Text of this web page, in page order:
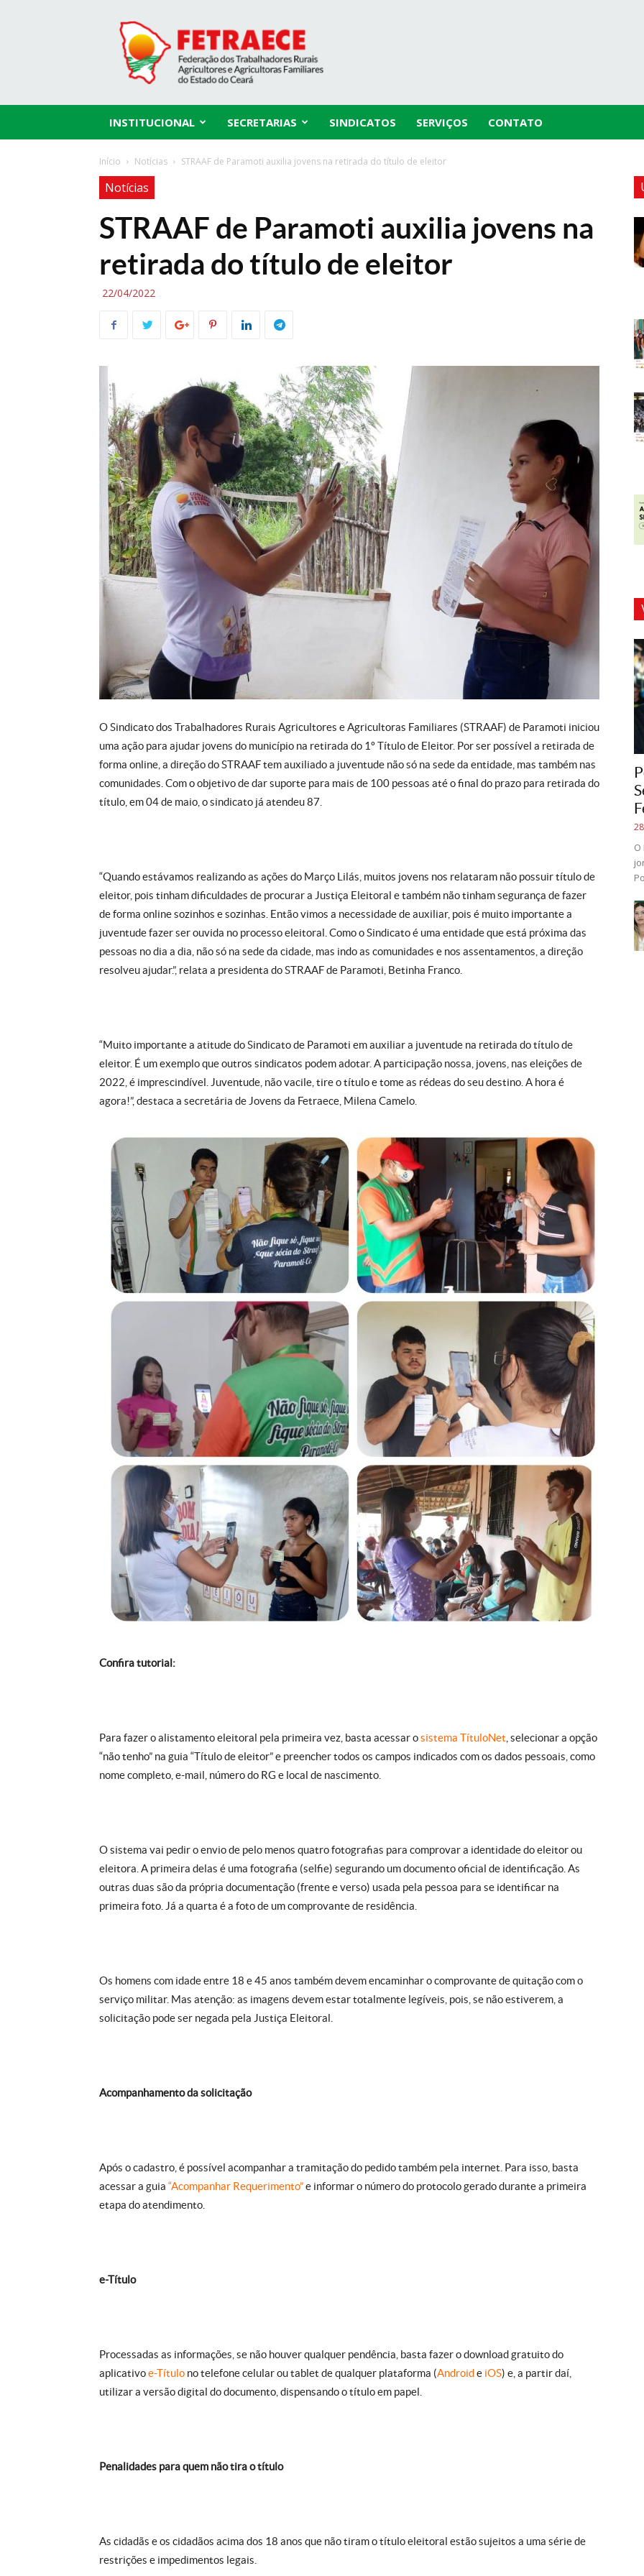
Fetraece
INSTITUCIONAL SECRETARIAS SINDICATOS SERVIÇOS CONTATO
Início Notícias STRAAF de Paramoti auxilia jovens na retirada do título de eleitor
Notícias
STRAAF de Paramoti auxilia jovens na
retirada do título de eleitor
22/04/2022
O Sindicato dos Trabalhadores Rurais Agricultores e Agricultoras Familiares (STRAAF) de Paramoti iniciou
uma ação para ajudar jovens do município na retirada do 1º Título de Eleitor. Por ser possível a retirada de
forma online, a direção do STRAAF tem auxiliado a juventude não só na sede da entidade, mas também nas
comunidades. Com o objetivo de dar suporte para mais de 100 pessoas até o final do prazo para retirada do
título, em 04 de maio, o sindicato já atendeu 87.
“Quando estávamos realizando as ações do Março Lilás, muitos jovens nos relataram não possuir título de
eleitor, pois tinham dificuldades de procurar a Justiça Eleitoral e também não tinham segurança de fazer
de forma online sozinhos e sozinhas. Então vimos a necessidade de auxiliar, pois é muito importante a
juventude fazer ser ouvida no processo eleitoral. Como o Sindicato é uma entidade que está próxima das
pessoas no dia a dia, não só na sede da cidade, mas indo as comunidades e nos assentamentos, a direção
resolveu ajudar.”, relata a presidenta do STRAAF de Paramoti, Betinha Franco.
“Muito importante a atitude do Sindicato de Paramoti em auxiliar a juventude na retirada do título de
eleitor. É um exemplo que outros sindicatos podem adotar. A participação nossa, jovens, nas eleições de
2022, é imprescindível. Juventude, não vacile, tire o título e tome as rédeas do seu destino. A hora é
agora!”, destaca a secretária de Jovens da Fetraece, Milena Camelo.
Confira tutorial:
Para fazer o alistamento eleitoral pela primeira vez, basta acessar osistema TítuloNet , selecionar a opção
“não tenho” na guia “Título de eleitor” e preencher todos os campos indicados com os dados pessoais, como
nome completo, e-mail, número do RG e local de nascimento.
O sistema vai pedir o envio de pelo menos quatro fotografias para comprovar a identidade do eleitor ou
eleitora. A primeira delas é uma fotografia (selfie) segurando um documento oficial de identificação. As
outras duas são da própria documentação (frente e verso) usada pela pessoa para se identificar na
primeira foto. Já a quarta é a foto de um comprovante de residência.
Os homens com idade entre 18 e 45 anos também devem encaminhar o comprovante de quitação com o
serviço militar. Mas atenção: as imagens devem estar totalmente legíveis, pois, se não estiverem, a
solicitação pode ser negada pela Justiça Eleitoral.
Acompanhamento da solicitação
Após o cadastro, é possível acompanhar a tramitação do pedido também pela internet. Para isso, basta
acessar a guia “Acompanhar Requerimento”e informar o número do protocolo gerado durante a primeira
etapa do atendimento.
e-Título
Processadas as informações, se não houver qualquer pendência, basta fazer o download gratuito do
aplicativoe-Título no telefone celular ou tablet de qualquer plataforma (Androide iOS) e, a partir daí,
utilizar a versão digital do documento, dispensando o título em papel.
Penalidades para quem não tira o título
As cidadãs e os cidadãos acima dos 18 anos que não tiram o título eleitoral estão sujeitos a uma série de
restrições e impedimentos legais.